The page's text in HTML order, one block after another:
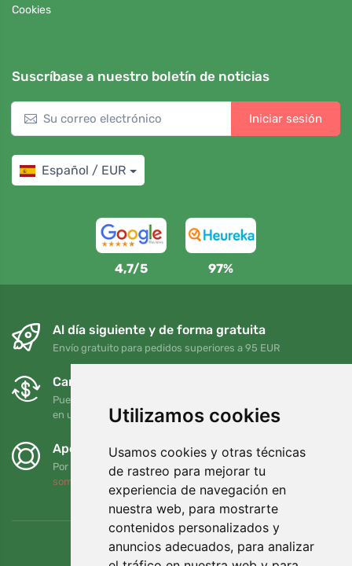
Utilizamos cookies
Usamos cookies y otras técnicas
de rastreo para mejorar tu
experiencia de navegación en
nuestra web, para mostrarte
contenidos personalizados y
anuncios adecuados, para analizar
Cookies
Suscríbase a nuestro boletín de noticias
Iniciar sesión
Español / EUR
4,7/5 97%
Al día siguiente y de forma gratuita
Envío gratuito para pedidos superiores a 95 EUR
Cambios y devoluciones gratuitos
Puede devolver o cambiar su pedido en cualquier momento
en un plazo de 90 días
Apoyamos a Trees.org
Por cada pedido plantamos un árbol. Leer más
somos